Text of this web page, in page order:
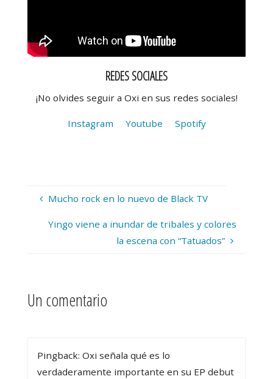
REDES SOCIALES
¡No olvides seguir a Oxi en sus redes sociales!
Instagram Youtube Spotify
Mucho rock en lo nuevo de Black TV
Yingo viene a inundar de tribales y colores
la escena con “Tatuados”
Un comentario
Pingback: Oxi señala qué es lo
verdaderamente importante en su EP debut